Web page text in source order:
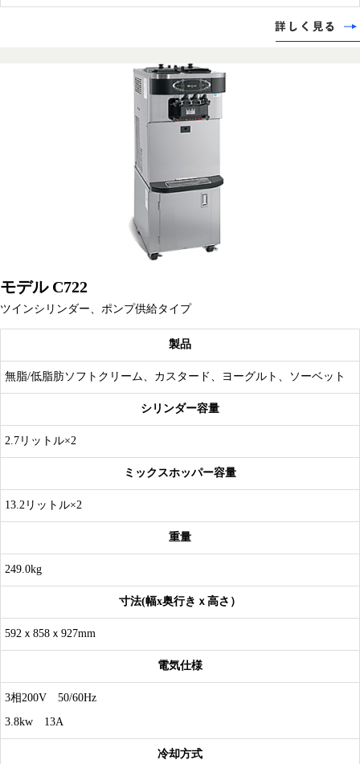
モデル C722
ツインシリンダー、ポンプ供給タイプ
製品
無脂/低脂肪ソフトクリーム、カスタード、ヨーグルト、ソーベット
シリンダー容量
2.7リットル×2
ミックスホッパー容量
13.2リットル×2
重量
249.0kg
寸法(幅x奥行きｘ高さ）
592ｘ858ｘ927mm
電気仕様
3相200V 50/60Hz
3.8kw 13A
冷却方式